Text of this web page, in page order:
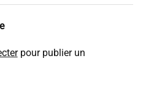
pour publier un